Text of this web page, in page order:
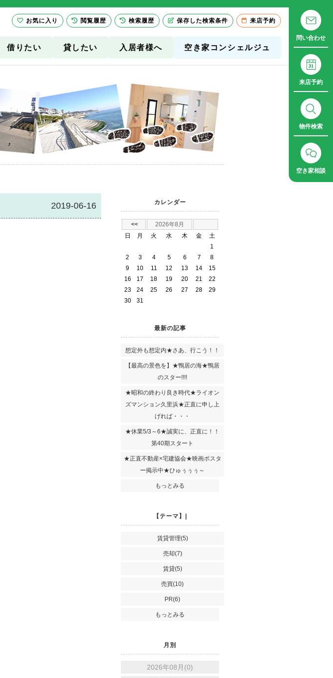
借りたい 貸したい 入居者様へ 空き家コンシェルジュ
問い合わせ
来店予約
物件検索
空き家相談
2019-06-16 カレンダー
<<
2026年8月
日
月 火 水 木 金
土
1
2
3 4 5 6 7
8
9
10 11 12 13 14
15
16
17 18 19 20 21
22
23
24 25 26 27 28
29
30
31
最新の記事
想定外も想定内★さあ、行こう！！
【最高の景色を】★鴨居の海★鴨居
のスター!!!!
★昭和の終わり良き時代★ライオン
ズマンション久里浜★正直に申し上
げれば・・・
★休業5/3～6★誠実に、正直に！！
第40期スタート
★正直不動産×宅建協会★映画ポスタ
ー掲示中★ひゅぅぅぅ～
もっとみる
【テーマ】|
賃貸管理(5)
売却(7)
賃貸(5)
売買(10)
PR(6)
もっとみる
月別
2026年08月(0)
お気に入り 閲覧履歴 検索履歴 保存した検索条件 来店予約